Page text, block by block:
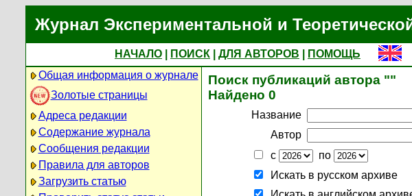
Журнал Экспериментальной и
НАЧАЛО ПОИСК ДЛЯ АВТОРОВ
ПОМОЩЬ
Общая информация о журнале
Золотые страницы
Адреса редакции
Содержание журнала
Сообщения редакции
Правила для авторов
Загрузить статью
Поиск публикаций автора ""
Найдено 0
Название
Автор
с
по
Искать в русском архиве